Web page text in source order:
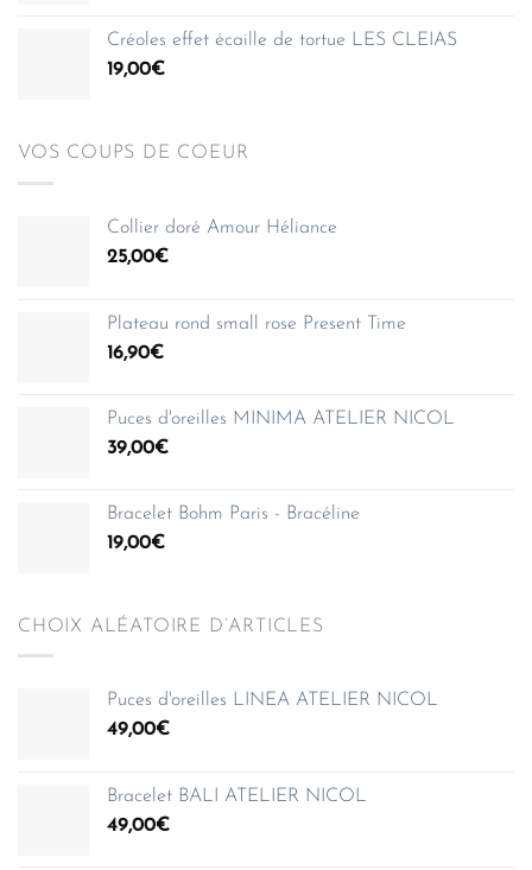
Créoles effet écaille de tortue LES CLEIAS
19,00€
VOS COUPS DE COEUR
Collier doré Amour Héliance
25,00€
Plateau rond small rose Present Time
16,90€
Puces d'oreilles MINIMA ATELIER NICOL
39,00€
Bracelet Bohm Paris - Bracéline
19,00€
CHOIX ALÉATOIRE D’ARTICLES
Puces d'oreilles LINEA ATELIER NICOL
49,00€
Bracelet BALI ATELIER NICOL
49,00€